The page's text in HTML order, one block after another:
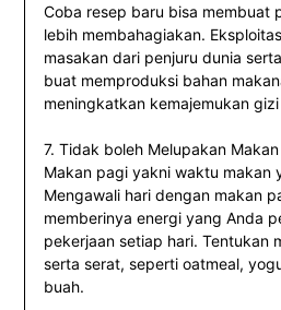
Coba resep baru bisa membuat
lebih membahagiakan.
masakan dari penjuru dunia
buat memproduksi bahan
meningkatkan kemajemukan
7. Tidak boleh Melupakan
Makan pagi yakni waktu makan
Mengawali hari dengan makan
memberinya energi yang Anda
pekerjaan setiap hari. Tentukan
serta serat, seperti oatmeal,
buah.